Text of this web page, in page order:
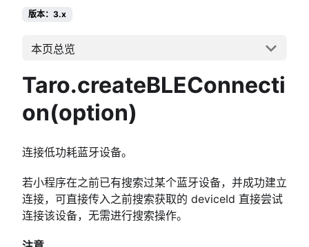
版本：3.x
本页总览
Taro.createBLEConnecti
on(option)
连接低功耗蓝牙设备。
若小程序在之前已有搜索过某个蓝牙设备，并成功建立
连接，可直接传入之前搜索获取的 deviceId 直接尝试
连接该设备，无需进行搜索操作。